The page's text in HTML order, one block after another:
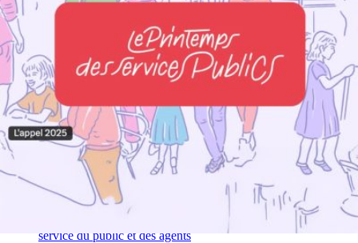
newsletter
l'UNSA
Rémunération
|
OTE et DDI
|
Travail & santé
Action sociale
Contractuels
Le dialogue social engagé pour une Intelligence Artificielle au
service du public et des agents